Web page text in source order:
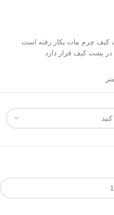
کیف چرم مات بکار رفته است
پشت کیف قرار دارد